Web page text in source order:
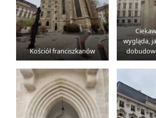
Kościół franciszkanów
wygląda,